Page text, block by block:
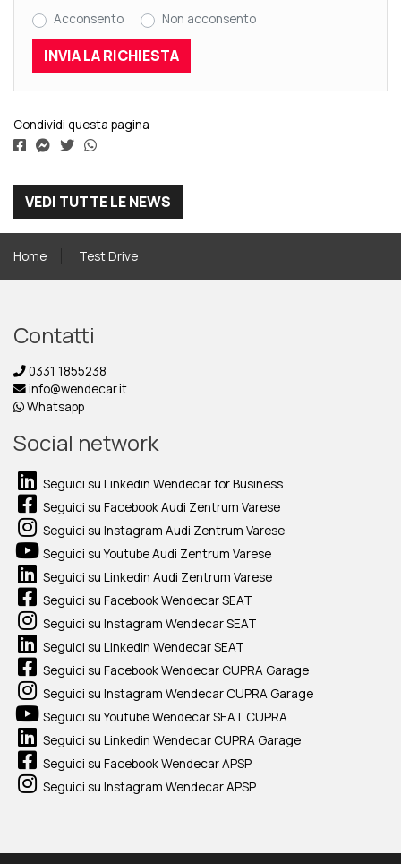
Acconsento
Non acconsento
Condividi questa pagina
VEDI TUTTE LE NEWS
Home Test Drive
Contatti
0331 1855238
info@wendecar.it
Whatsapp
Social network
Seguici su Linkedin Wendecar for Business
Seguici su Facebook Audi Zentrum Varese
Seguici su Instagram Audi Zentrum Varese
Seguici su Youtube Audi Zentrum Varese
Seguici su Linkedin Audi Zentrum Varese
Seguici su Facebook Wendecar SEAT
Seguici su Instagram Wendecar SEAT
Seguici su Linkedin Wendecar SEAT
Seguici su Facebook Wendecar CUPRA Garage
Seguici su Instagram Wendecar CUPRA Garage
Seguici su Youtube Wendecar SEAT CUPRA
Seguici su Linkedin Wendecar CUPRA Garage
Seguici su Facebook Wendecar APSP
Seguici su Instagram Wendecar APSP